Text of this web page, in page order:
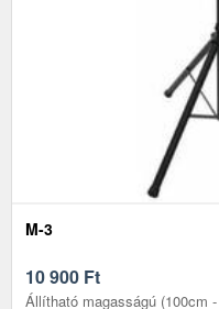
M-3
10 900 Ft
Állítható magasságú (100cm